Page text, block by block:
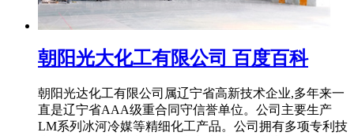
朝阳光大化工有限公司 百度百科
朝阳光达化工有限公司属辽宁省高新技术企业,多年来一
直是辽宁省AAA级重合同守信誉单位。公司主要生产
LM系列冰河冷媒等精细化工产品。公司拥有多项专利技